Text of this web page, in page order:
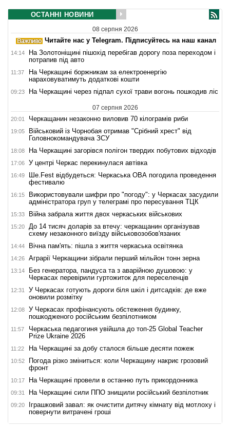
ОСТАННІ НОВИНИ
08 серпня 2026
Читайте нас у Telegram. Підписуйтесь на наш канал
14:14
На Золотоніщині пішохід перебігав дорогу поза переходом і
потрапив під авто
11:37
На Черкащині боржникам за електроенергію
нараховуватимуть додаткові кошти
09:23 На Черкащині через підпал сухої трави вогонь пошкодив ліс
07 серпня 2026
20:01 Черкащанин незаконно виловив 70 кілограмів риби
19:05
Військовий із Чорнобая отримав "Срібний хрест" від
Головнокомандувача ЗСУ
18:08 На Черкащині загорівся полігон твердих побутових відходів
17:06 У центрі Черкас перекинулася автівка
16:49
Ше.Fest відбудеться: Черкаська ОВА погодила проведення
фестивалю
16:15
Використовували шифри про "погоду": у Черкасах засудили
адміністратора груп у телеграмі про пересування ТЦК
15:33 Війна забрала життя двох черкаських військових
15:20
До 14 тисяч доларів за втечу: черкащанин організував
схему незаконного виїзду військовозобов'язаних
14:44 Вічна пам'ять: пішла з життя черкаська освітянка
14:26 Аграрії Черкащини зібрали перший мільйон тонн зерна
13:14
Без генератора, пандуса та з аварійною душовою: у
Черкасах перевірили гуртожиток для переселенців
12:31
У Черкасах готують дороги біля шкіл і дитсадків: де вже
оновили розмітку
12:08
У Черкасах профінансують обстеження будинку,
пошкодженого російським безпілотником
11:57
Черкаська педагогиня увійшла до топ-25 Global Teacher
Prize Ukraine 2026
11:22 На Черкащині за добу сталося більше десяти пожеж
10:52
Погода різко зміниться: коли Черкащину накриє грозовий
фронт
10:17 На Черкащині провели в останню путь прикордонника
09:31 На Черкащині сили ППО знищили російський безпілотник
09:20
Іграшковий завал: як очистити дитячу кімнату від мотлоху і
повернути витрачені гроші